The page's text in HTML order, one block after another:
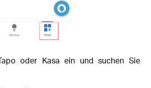
oder Kasa ein und suchen Sie